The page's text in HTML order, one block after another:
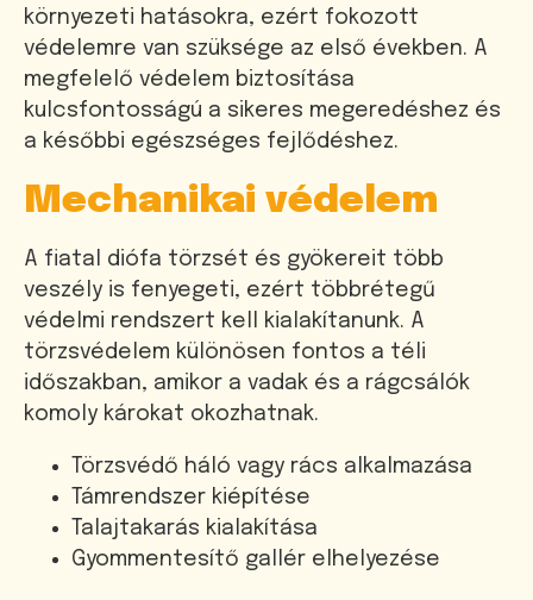
környezeti hatásokra, ezért fokozott
védelemre van szüksége az első években. A
megfelelő védelem biztosítása
kulcsfontosságú a sikeres megeredéshez és
a későbbi egészséges fejlődéshez.
Mechanikai védelem
A fiatal diófa törzsét és gyökereit több
veszély is fenyegeti, ezért többrétegű
védelmi rendszert kell kialakítanunk. A
törzsvédelem különösen fontos a téli
időszakban, amikor a vadak és a rágcsálók
komoly károkat okozhatnak.
Törzsvédő háló vagy rács alkalmazása
Támrendszer kiépítése
Talajtakarás kialakítása
Gyommentesítő gallér elhelyezése